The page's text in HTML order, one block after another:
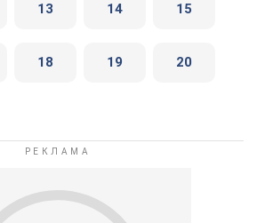
13 14 15
18 19 20